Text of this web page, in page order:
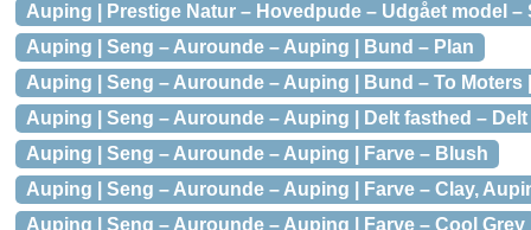
Auping | Prestige Natur – Hovedpude – Udgået model –
Auping | Seng – Aurounde – Auping | Bund – Plan
Auping | Seng – Aurounde – Auping | Bund – To Moters
Auping | Seng – Aurounde – Auping | Delt fasthed –
Auping | Seng – Aurounde – Auping | Farve – Blush
Auping | Seng – Aurounde – Auping | Farve – Clay,
Auping | Seng – Aurounde – Auping | Farve – Cool Grey